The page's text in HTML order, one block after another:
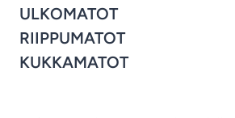
ULKOMATOT
RIIPPUMATOT
KUKKAMATOT